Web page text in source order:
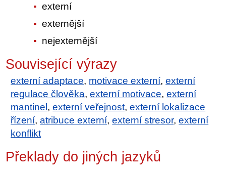
externí
externější
nejexternější
Související výrazy
externí adaptace, motivace externí,externí
regulace člověka,externí motivace,externí
mantinel ,externí veřejnost,externí lokalizace
řízení,atribuce externí,externí stresor,externí
konflikt
Překlady do jiných jazyků